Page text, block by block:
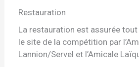
Restauration
La restauration est assurée
le site de la compétition par
Lannion/Servel et l’Amicale